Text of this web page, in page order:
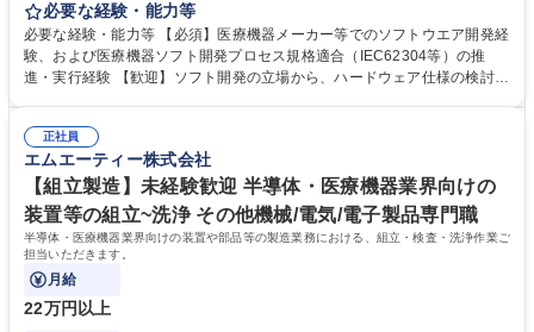
適合をリードしていただき、医療機器ソフトウエアライフサイクル（IEC
62304）に対応頂きます。 ■医療機器用組込みソフトウエアの要件定義・
設計・開発 ■開発パートナー（外注）のコントロール及び進捗管理 ■IEC6
2304等の規格に準拠したドキュメント作成・プロセス構築・実行 ■サイバ
エア開発を牽引
必要な経験・能力等
必要な経験・能力等 【必須】医療機器メーカー等でのソフトウエア開発経
験、および医療機器ソフト開発プロセス規格適合（IEC62304等）の推
進・実行経験 【歓迎】ソフト開発の立場から、ハードウェア仕様の検討が
きます。単なる実装だけでなく、規格対応や認証機関との折衝などソフト
ウエア全体をリードする大きな裁量権があり、自身の技術で医療現場に貢
献する達成感が得られます。 学歴・資格 学歴：大学院 大学 高専 短大 専
修学校 高校 語学力： 資格：
正社員
エムエーティー株式会社
【組立製造】未経験歓迎 半導体・医療機器業界向けの
装置等の組立~洗浄 その他機械/電気/電子製品専門職
半導体・医療機器業界向けの装置や部品等の製造業務における、組立・検査・洗浄作業ご
担当いただきます。
月給
22万円以上